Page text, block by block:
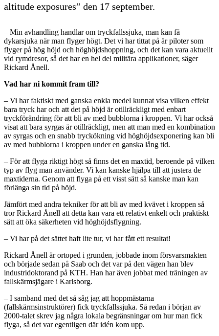
altitude exposures” den 17 september.
– Min avhandling handlar om tryckfallssjuka, man kan få
dykarsjuka när man flyger högt. Det vi har tittat på är piloter som
flyger på hög höjd och höghöjdshoppning, och det kan vara aktuellt
vid rymdresor, så det har en hel del militära applikationer, säger
Rickard Ånell.
Vad har ni kommit fram till?
– Vi har faktiskt med ganska enkla medel kunnat visa vilken effekt
bara tryck har och att det på höjd är otillräckligt med enbart
tryckförändring för att bli av med bubblorna i kroppen. Vi har också
visat att bara syrgas är otillräckligt, men att man med en kombination
av syrgas och en snabb tryckökning vid höghöjdsexponering kan bli
av med bubblorna i kroppen under en ganska lång tid.
– För att flyga riktigt högt så finns det en maxtid, beroende på vilken
typ av flyg man använder. Vi kan kanske hjälpa till att justera de
maxtiderna. Genom att flyga på ett visst sätt så kanske man kan
förlänga sin tid på höjd.
Jämfört med andra tekniker för att bli av med kvävet i kroppen så
tror Rickard Ånell att detta kan vara ett relativt enkelt och praktiskt
sätt att öka säkerheten vid höghöjdsflygning.
– Vi har på det sättet haft lite tur, vi har fått ett resultat!
Rickard Ånell är ortoped i grunden, jobbade inom försvarsmakten
och började sedan på Saab och det var på den vägen han blev
industridoktorand på KTH. Han har även jobbat med träningen av
fallskärmsjägare i Karlsborg.
– I samband med det så såg jag att hoppmästarna
(fallskärmsinstruktörer) fick tryckfallssjuka. Så redan i början av
2000-talet skrev jag några lokala begränsningar om hur man fick
flyga, så det var egentligen där idén kom upp.